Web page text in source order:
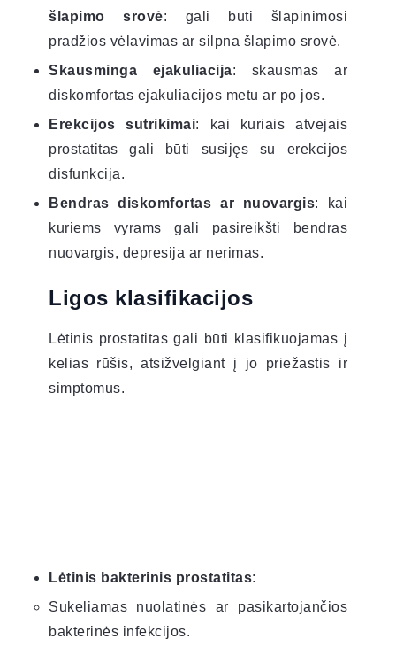
šlapimo srovė: gali būti šlapinimosi
pradžios vėlavimas ar silpna šlapimo srovė.
Skausminga ejakuliacija: skausmas ar
diskomfortas ejakuliacijos metu ar po jos.
Erekcijos sutrikimai: kai kuriais atvejais
prostatitas gali būti susijęs su erekcijos
disfunkcija.
Bendras diskomfortas ar nuovargis: kai
kuriems vyrams gali pasireikšti bendras
nuovargis, depresija ar nerimas.
Ligos klasifikacijos
Lėtinis prostatitas gali būti klasifikuojamas į
kelias rūšis, atsižvelgiant į jo priežastis ir
simptomus.
Lėtinis bakterinis prostatitas:
Sukeliamas nuolatinės ar pasikartojančios
bakterinės infekcijos.